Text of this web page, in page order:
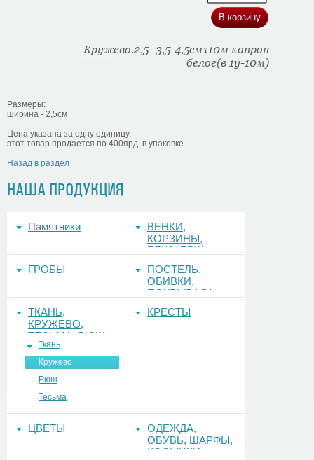
НАША ПРОДУКЦИЯ
Памятники
ВЕНКИ,
КОРЗИНЫ,
ЕЛКА, ЕРШ,
ГРОБЫ
ПОСТЕЛЬ,
ОБИВКИ,
ПОКРЫВАЛА
ТКАНЬ,
КРУЖЕВО,
ТЕСЬМА, РЮШ
Ткань
Кружево
Рюш
Тесьма
КРЕСТЫ
ЦВЕТЫ
ОДЕЖДА,
ОБУВЬ, ШАРФЫ,
КОСЫНКИ
Кружево.2,5 -3,5-4,5смх10м капрон
белое(в 1у-10м)
Размеры:
ширина - 2,5см
Цена указана за одну единицу,
этот товар продается по 400ярд. в упаковке
Назад в раздел